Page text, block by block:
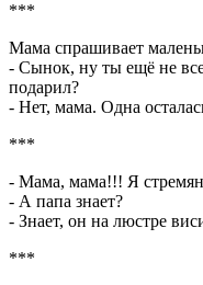
***
Мама спpашивает
- Сынок, ну ты ещё не
подаpил?
- Hет, мама. Одна
***
- Мама, мама!!! Я
- А папа знает?
- Знает, он на люстре
***